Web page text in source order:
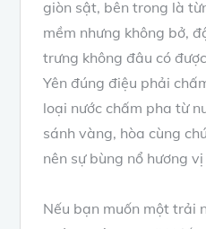
giòn sật, bên trong là
mềm nhưng không bở,
trưng không đâu có
Yên đúng điệu phải
loại nước chấm pha từ
sánh vàng, hòa cùng
nên sự bùng nổ hương
Nếu bạn muốn một trải